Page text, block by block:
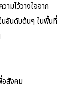
มไว้วางใจจาก
นอันดับต้นๆ ในพื้นที่
อสังคม